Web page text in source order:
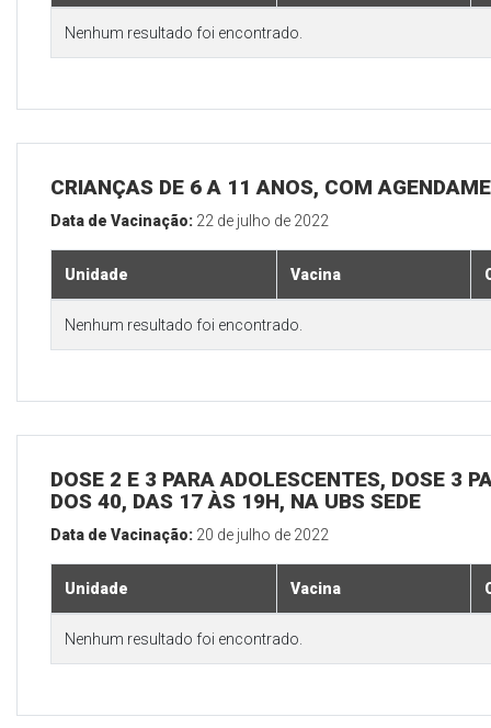
Nenhum resultado foi encontrado.
CRIANÇAS DE 6 A 11 ANOS, COM
Data de Vacinação: 22 de julho de 2022
Unidade Vacina
Nenhum resultado foi encontrado.
DOSE 2 E 3 PARA ADOLESCENTES, DOSE 3
DOS 40, DAS 17 ÀS 19H, NA UBS SEDE
Data de Vacinação: 20 de julho de 2022
Unidade Vacina
Nenhum resultado foi encontrado.